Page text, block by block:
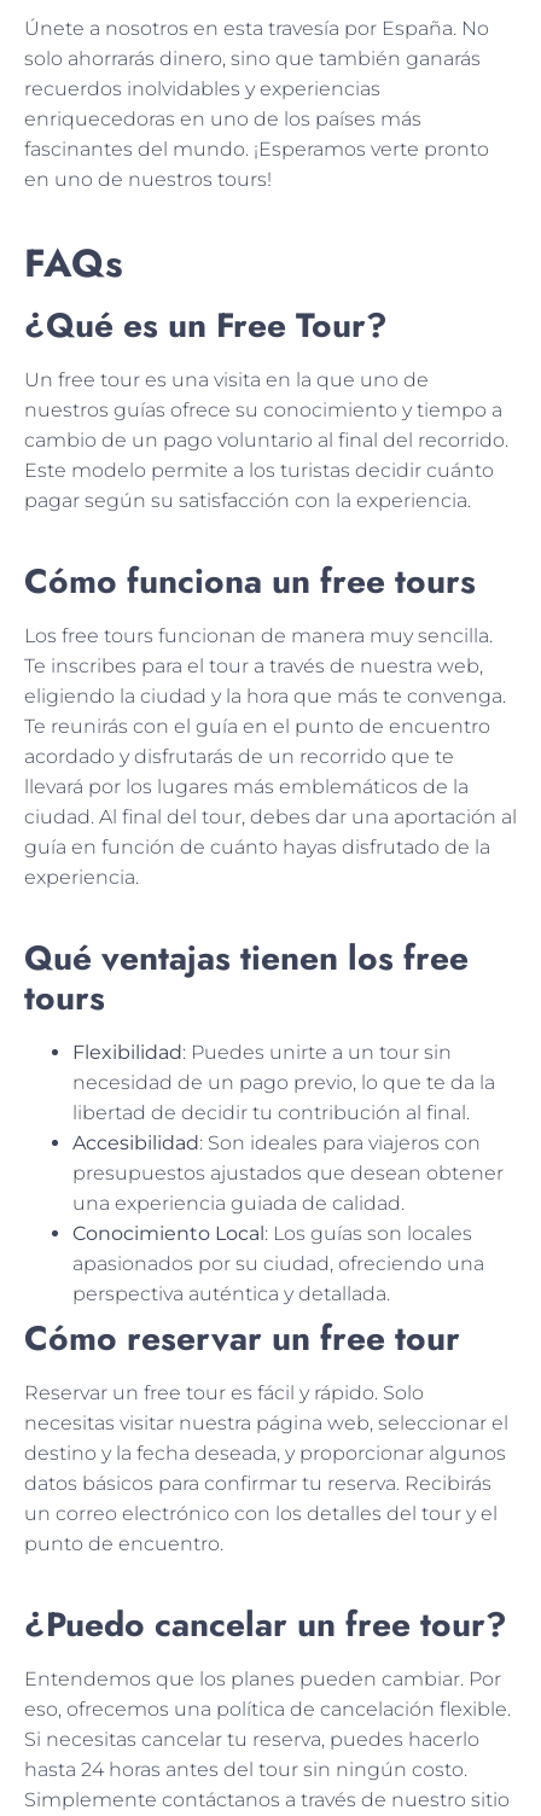
Únete a nosotros en esta travesía por España. No
solo ahorrarás dinero, sino que también ganarás
recuerdos inolvidables y experiencias
enriquecedoras en uno de los países más
fascinantes del mundo. ¡Esperamos verte pronto
en uno de nuestros tours!
FAQs
¿Qué es un Free Tour?
Un free tour es una visita en la que uno de
nuestros guías ofrece su conocimiento y tiempo a
cambio de un pago voluntario al final del recorrido.
Este modelo permite a los turistas decidir cuánto
pagar según su satisfacción con la experiencia.
Cómo funciona un free tours
Los free tours funcionan de manera muy sencilla.
Te inscribes para el tour a través de nuestra web,
eligiendo la ciudad y la hora que más te convenga.
Te reunirás con el guía en el punto de encuentro
acordado y disfrutarás de un recorrido que te
llevará por los lugares más emblemáticos de la
ciudad. Al final del tour, debes dar una aportación al
guía en función de cuánto hayas disfrutado de la
experiencia.
Qué ventajas tienen los free
tours
Flexibilidad: Puedes unirte a un tour sin
necesidad de un pago previo, lo que te da la
libertad de decidir tu contribución al final.
Accesibilidad: Son ideales para viajeros con
presupuestos ajustados que desean obtener
una experiencia guiada de calidad.
Conocimiento Local: Los guías son locales
apasionados por su ciudad, ofreciendo una
perspectiva auténtica y detallada.
Cómo reservar un free tour
Reservar un free tour es fácil y rápido. Solo
necesitas visitar nuestra página web, seleccionar el
destino y la fecha deseada, y proporcionar algunos
datos básicos para confirmar tu reserva. Recibirás
un correo electrónico con los detalles del tour y el
punto de encuentro.
¿Puedo cancelar un free tour?
Entendemos que los planes pueden cambiar. Por
eso, ofrecemos una política de cancelación flexible.
Si necesitas cancelar tu reserva, puedes hacerlo
hasta 24 horas antes del tour sin ningún costo.
Simplemente contáctanos a través de nuestro sitio